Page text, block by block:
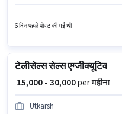
भूमिका के लिए उपयुक्त हैं। यह नौकरी सेक्टर
6 दिन पहले पोस्ट की गई थी
टेलीसेल्स सेल्स एग्जीक्यूटिव
₹ 15,000 - 30,000per महीना
Utkarsh